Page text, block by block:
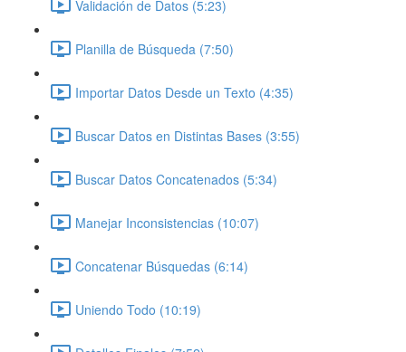
Validación de Datos (5:23)
Planilla de Búsqueda (7:50)
Importar Datos Desde un Texto (4:35)
Buscar Datos en Distintas Bases (3:55)
Buscar Datos Concatenados (5:34)
Manejar Inconsistencias (10:07)
Concatenar Búsquedas (6:14)
Uniendo Todo (10:19)